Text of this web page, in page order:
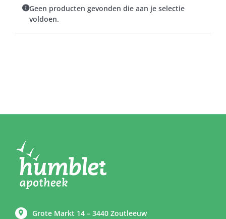
Geen producten gevonden die aan je selectie
voldoen.
Grote Markt 14 – 3440 Zoutleeuw